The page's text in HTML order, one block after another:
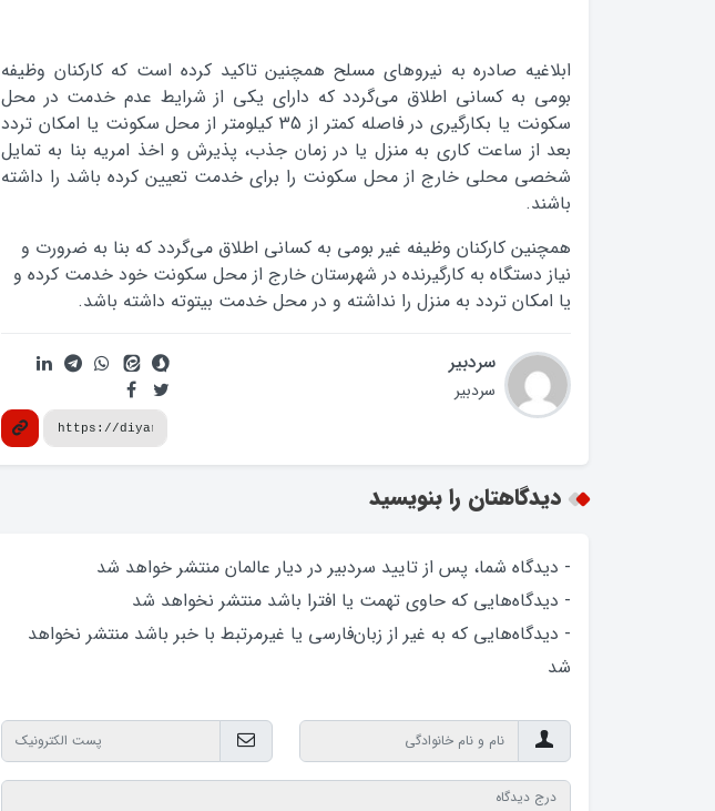
ابلاغیه صادره به نیروهای مسلح همچنین تاکید کرده است که کارکنان وظیفه
بومی به کسانی اطلاق می‌گردد که دارای یکی از شرایط عدم خدمت در محل
سکونت یا بکارگیری در فاصله کمتر از 35 کیلومتر از محل سکونت یا امکان تردد
بعد از ساعت کاری به منزل یا در زمان جذب، پذیرش و اخذ امریه بنا به تمایل
شخصی محلی خارج از محل سکونت را برای خدمت تعیین کرده باشد را داشته
باشند.
همچنین کارکنان وظیفه غیر بومی به کسانی اطلاق می‌گردد که بنا به ضرورت و
نیاز دستگاه به کارگیرنده در شهرستان خارج از محل سکونت خود خدمت کرده و
یا امکان تردد به منزل را نداشته و در محل خدمت بیتوته داشته باشد.
سردبیر
سردبیر
دیدگاهتان را بنویسید
- دیدگاه شما، پس از تایید سردبیر در دیار عالمان منتشر خواهد‌ شد
- دیدگاه‌هایی که حاوی تهمت یا افترا باشد منتشر نخواهد‌ شد
- دیدگاه‌هایی که به غیر از زبان‌فارسی یا غیرمرتبط با خبر باشد منتشر نخواهد‌
شد